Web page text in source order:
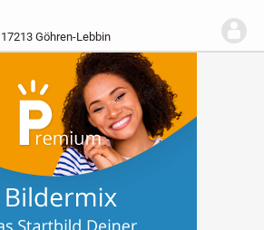
Objekt verfügt über eine Wohnfläche von
17213 Göhren-Lebbin